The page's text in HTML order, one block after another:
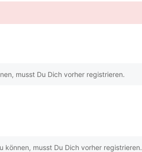
musst Du Dich vorher registrieren.
können, musst Du Dich vorher registrieren.